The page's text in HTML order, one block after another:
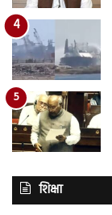
शिक्षा